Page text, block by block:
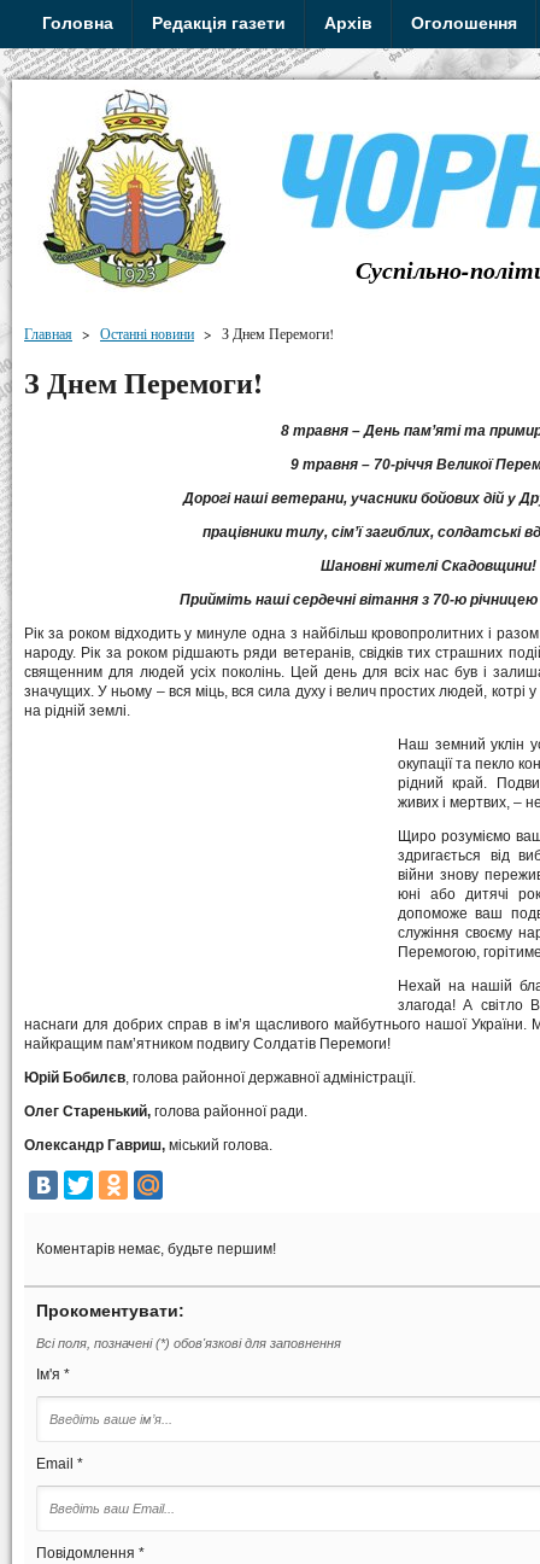
Головна Редакція газети Архів Оголошення
Суспільно-
Главная > Останні новини > З Днем Перемоги!
З Днем Перемоги!
8 травня – День пам’яті та
9 травня – 70-річчя Великої
Дорогі наші ветерани, учасники бойових дій у
працівники тилу, сім’ї загиблих, солдатські
Шановні жителі Скадовщини!
Прийміть наші сердечні вітання з 70-ю
Рік за роком відходить у минуле одна з найбільш кровопролитних і
народу. Рік за роком рідшають ряди ветеранів, свідків тих страшних
священним для людей усіх поколінь. Цей день для всіх нас був і
значущих. У ньому – вся міць, вся сила духу і велич простих людей, котрі
на рідній землі.
Наш земний уклін
окупації та пекло
рідний край.
живих і мертвих, –
Щиро розуміємо
здригається від
війни знову
юні або дитячі
допоможе ваш
служіння своєму
Перемогою,
Нехай на нашій
злагода! А світло
наснаги для добрих справ в ім’я щасливого майбутнього нашої України.
найкращим пам’ятником подвигу Солдатів Перемоги!
Юрій Бобилєв, голова районної державної адміністрації.
Олег Старенький, голова районної ради.
Олександр Гавриш, міський голова.
Коментарів немає, будьте першим!
Прокоментувати:
Всі поля, позначені (*) обов'язкові для заповнення
Ім'я *
Email *
Повідомлення *